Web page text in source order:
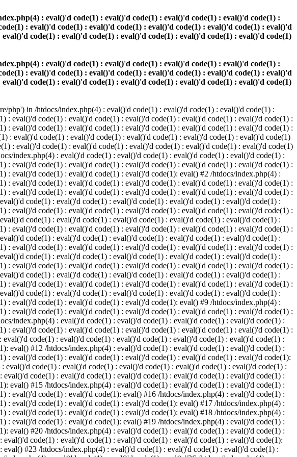
: eval()'d code(1) : eval()'d code(1) : eval()'d code(1) : eval()'d code(1) :
: eval()'d code(1) : eval()'d code(1) : eval()'d code(1) : eval()'d code(1) : eval()'d
code(1) : eval()'d code(1) : eval()'d code(1) : eval()'d code(1) : eval()'d code(1)
: eval()'d code(1) : eval()'d code(1) : eval()'d code(1) : eval()'d code(1) :
: eval()'d code(1) : eval()'d code(1) : eval()'d code(1) : eval()'d code(1) : eval()'d
code(1) : eval()'d code(1) : eval()'d code(1) : eval()'d code(1) : eval()'d code(1)
php') in /htdocs/index.php(4) : eval()'d code(1) : eval()'d code(1) : eval()'d code(1) :
eval()'d code(1) : eval()'d code(1) : eval()'d code(1) : eval()'d code(1) : eval()'d code(1) :
eval()'d code(1) : eval()'d code(1) : eval()'d code(1) : eval()'d code(1) : eval()'d code(1) :
: eval()'d code(1) : eval()'d code(1) : eval()'d code(1) : eval()'d code(1) : eval()'d code(1)
: eval()'d code(1) : eval()'d code(1) : eval()'d code(1) : eval()'d code(1) : eval()'d code(1)
index.php(4) : eval()'d code(1) : eval()'d code(1) : eval()'d code(1) : eval()'d code(1) :
eval()'d code(1) : eval()'d code(1) : eval()'d code(1) : eval()'d code(1) : eval()'d code(1) :
: eval()'d code(1) : eval()'d code(1) : eval()'d code(1): eval() #2 /htdocs/index.php(4) :
eval()'d code(1) : eval()'d code(1) : eval()'d code(1) : eval()'d code(1) : eval()'d code(1) :
eval()'d code(1) : eval()'d code(1) : eval()'d code(1) : eval()'d code(1) : eval()'d code(1) :
code(1) : eval()'d code(1) : eval()'d code(1) : eval()'d code(1) : eval()'d code(1) :
eval()'d code(1) : eval()'d code(1) : eval()'d code(1) : eval()'d code(1) : eval()'d code(1) :
code(1) : eval()'d code(1) : eval()'d code(1) : eval()'d code(1) : eval()'d code(1) :
eval()'d code(1) : eval()'d code(1) : eval()'d code(1) : eval()'d code(1) : eval()'d code(1) :
code(1) : eval()'d code(1) : eval()'d code(1) : eval()'d code(1) : eval()'d code(1) :
eval()'d code(1) : eval()'d code(1) : eval()'d code(1) : eval()'d code(1) : eval()'d code(1) :
code(1) : eval()'d code(1) : eval()'d code(1) : eval()'d code(1) : eval()'d code(1) :
eval()'d code(1) : eval()'d code(1) : eval()'d code(1) : eval()'d code(1) : eval()'d code(1) :
code(1) : eval()'d code(1) : eval()'d code(1) : eval()'d code(1) : eval()'d code(1) :
eval()'d code(1) : eval()'d code(1) : eval()'d code(1) : eval()'d code(1) : eval()'d code(1) :
code(1) : eval()'d code(1) : eval()'d code(1) : eval()'d code(1) : eval()'d code(1) :
: eval()'d code(1) : eval()'d code(1) : eval()'d code(1): eval() #9 /htdocs/index.php(4) :
eval()'d code(1) : eval()'d code(1) : eval()'d code(1) : eval()'d code(1) : eval()'d code(1) :
index.php(4) : eval()'d code(1) : eval()'d code(1) : eval()'d code(1) : eval()'d code(1) :
eval()'d code(1) : eval()'d code(1) : eval()'d code(1) : eval()'d code(1) : eval()'d code(1) :
code(1) : eval()'d code(1) : eval()'d code(1) : eval()'d code(1) : eval()'d code(1) :
eval() #12 /htdocs/index.php(4) : eval()'d code(1) : eval()'d code(1) : eval()'d code(1) :
eval()'d code(1) : eval()'d code(1) : eval()'d code(1) : eval()'d code(1) : eval()'d code(1):
code(1) : eval()'d code(1) : eval()'d code(1) : eval()'d code(1) : eval()'d code(1) :
code(1) : eval()'d code(1) : eval()'d code(1) : eval()'d code(1) : eval()'d code(1) :
eval() #15 /htdocs/index.php(4) : eval()'d code(1) : eval()'d code(1) : eval()'d code(1) :
eval()'d code(1) : eval()'d code(1): eval() #16 /htdocs/index.php(4) : eval()'d code(1) :
eval()'d code(1) : eval()'d code(1) : eval()'d code(1): eval() #17 /htdocs/index.php(4) :
eval()'d code(1) : eval()'d code(1) : eval()'d code(1): eval() #18 /htdocs/index.php(4) :
eval()'d code(1) : eval()'d code(1): eval() #19 /htdocs/index.php(4) : eval()'d code(1) :
eval() #20 /htdocs/index.php(4) : eval()'d code(1) : eval()'d code(1) : eval()'d code(1) :
code(1) : eval()'d code(1) : eval()'d code(1) : eval()'d code(1) : eval()'d code(1):
#23 /htdocs/index.php(4) : eval()'d code(1) : eval()'d code(1) : eval()'d code(1) :